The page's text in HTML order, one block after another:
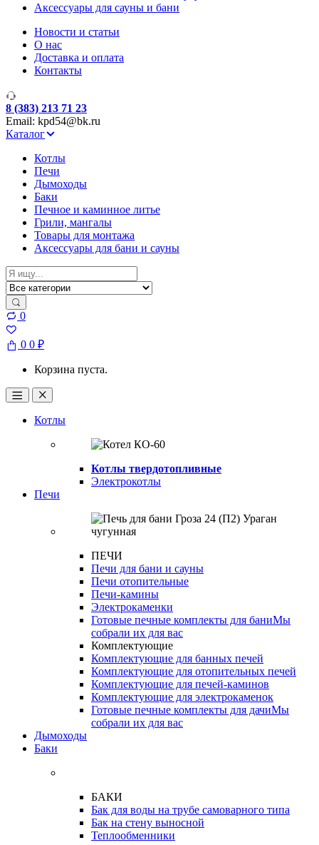
Аксессуары для сауны и бани
Новости и статьи
О нас
Доставка и оплата
Контакты
8 (383) 213 71 23
Email: kpd54@bk.ru
Каталог
Котлы
Печи
Дымоходы
Баки
Печное и каминное литье
Грили, мангалы
Товары для монтажа
Аксессуары для бани и сауны
Search
for:
0
0 0 ₽
Корзина пуста.
Open Close
Котлы
Котлы твердотопливные
Электрокотлы
Печи
ПЕЧИ
Печи для бани и сауны
Печи отопительные
Печи-камины
Электрокаменки
Готовые печные комплекты для баниМы
собрали их для вас
Комплектующие
Комплектующие для банных печей
Комплектующие для отопительных печей
Комплектующие для печей-каминов
Комплектующие для электрокаменок
Готовые печные комплекты для дачиМы
собрали их для вас
Дымоходы
Баки
БАКИ
Бак для воды на трубе самоварного типа
Бак на стену выносной
Теплообменники